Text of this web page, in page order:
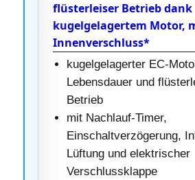
flüsterleiser Betrieb dank
kugelgelagertem Motor,
Innenverschluss*
kugelgelagerter EC-
Lebensdauer und
Betrieb
mit Nachlauf-Timer,
Einschaltverzögerung,
Lüftung und elektrischer
Verschlussklappe